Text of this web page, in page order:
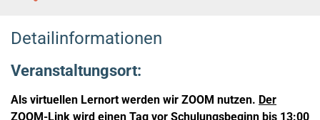
Detailinformationen
Veranstaltungsort:
Als virtuellen Lernort werden wir ZOOM nutzen. Der
ZOOM-Link wird einen Tag vor Schulungsbeginn bis 13:00